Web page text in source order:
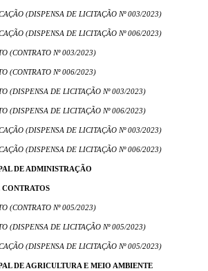
(DISPENSA DE LICITAÇÃO Nº 003/2023)
(DISPENSA DE LICITAÇÃO Nº 006/2023)
(CONTRATO Nº 003/2023)
(CONTRATO Nº 006/2023)
(DISPENSA DE LICITAÇÃO Nº 003/2023)
(DISPENSA DE LICITAÇÃO Nº 006/2023)
(DISPENSA DE LICITAÇÃO Nº 003/2023)
(DISPENSA DE LICITAÇÃO Nº 006/2023)
DE ADMINISTRAÇÃO
(CONTRATO Nº 005/2023)
(DISPENSA DE LICITAÇÃO Nº 005/2023)
(DISPENSA DE LICITAÇÃO Nº 005/2023)
DE AGRICULTURA E MEIO AMBIENTE